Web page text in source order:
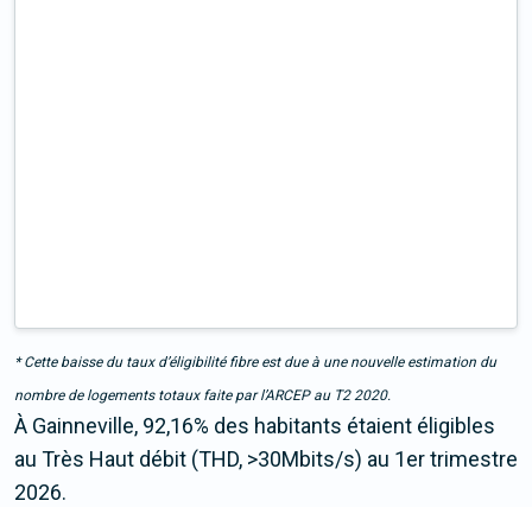
* Cette baisse du taux d’éligibilité fibre est due à une nouvelle estimation du
nombre de logements totaux faite par l’ARCEP au T2 2020.
À Gainneville, 92,16% des habitants étaient éligibles
au Très Haut débit (THD, >30Mbits/s) au 1er trimestre
2026.